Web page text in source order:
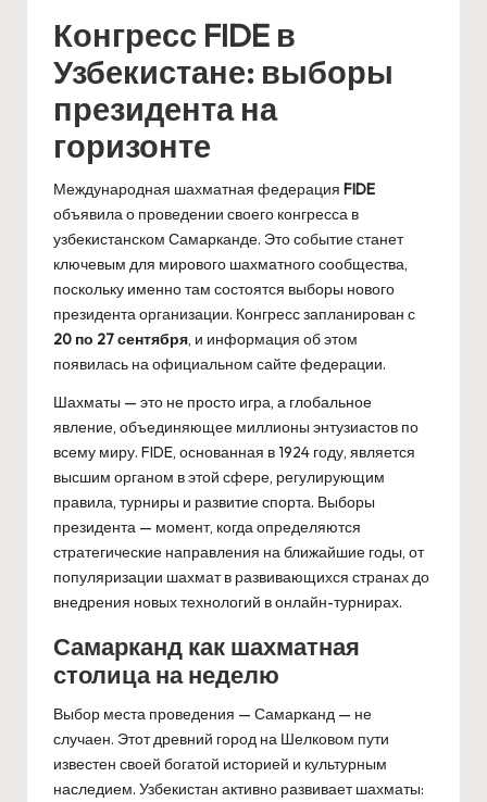
Конгресс FIDE в
Узбекистане: выборы
президента на
горизонте
Международная шахматная федерация FIDE
объявила о проведении своего конгресса в
узбекистанском Самарканде. Это событие станет
ключевым для мирового шахматного сообщества,
поскольку именно там состоятся выборы нового
президента организации. Конгресс запланирован с
20 по 27 сентября, и информация об этом
появилась на официальном сайте федерации.
Шахматы — это не просто игра, а глобальное
явление, объединяющее миллионы энтузиастов по
всему миру. FIDE, основанная в 1924 году, является
высшим органом в этой сфере, регулирующим
правила, турниры и развитие спорта. Выборы
президента — момент, когда определяются
стратегические направления на ближайшие годы, от
популяризации шахмат в развивающихся странах до
внедрения новых технологий в онлайн-турнирах.
Самарканд как шахматная
столица на неделю
Выбор места проведения — Самарканд — не
случаен. Этот древний город на Шелковом пути
известен своей богатой историей и культурным
наследием. Узбекистан активно развивает шахматы: